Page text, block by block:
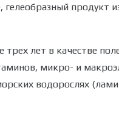
продукт
трех лет в качестве
микро- и
водорослях